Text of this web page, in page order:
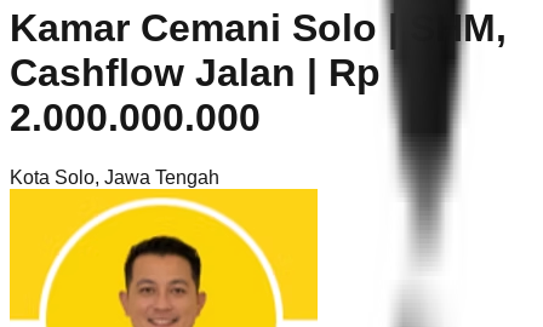
Kamar Cemani Solo | SHM,
Cashflow Jalan | Rp
2.000.000.000
Kota Solo, Jawa Tengah